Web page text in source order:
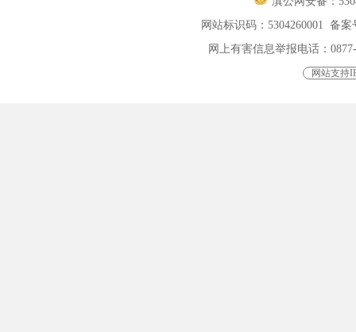
网站标识码：5304260001 备案
网上有害信息举报电话：
网站支持